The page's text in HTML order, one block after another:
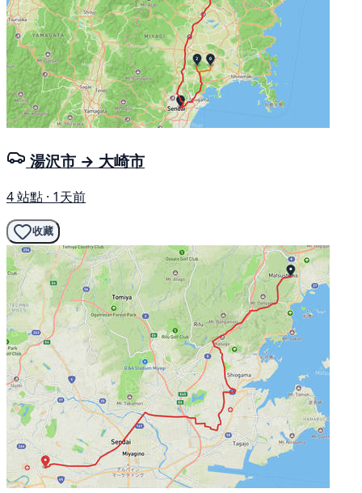
湯沢市 → 大崎市
4 站點 · 1天前
收藏